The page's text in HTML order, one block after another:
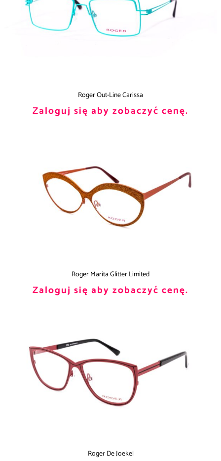
Roger Out-Line Carissa
Zaloguj się aby zobaczyć cenę.
Roger Marita Glitter Limited
Zaloguj się aby zobaczyć cenę.
Roger De Joekel